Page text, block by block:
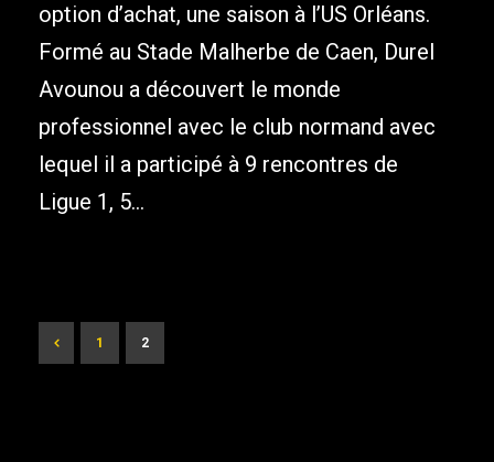
option d’achat, une saison à l’US Orléans.
Formé au Stade Malherbe de Caen, Durel
Avounou a découvert le monde
professionnel avec le club normand avec
lequel il a participé à 9 rencontres de
Ligue 1, 5...
1 2